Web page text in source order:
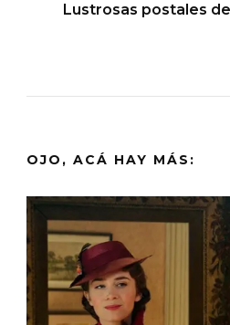
Lustrosas postales
OJO, ACÁ HAY MÁS: